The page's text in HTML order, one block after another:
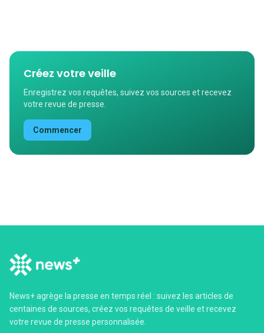
Créez votre veille
Enregistrez vos requêtes, suivez vos sources et recevez
votre revue de presse.
Commencer
News+ agrège la presse en temps réel : suivez les articles de
centaines de sources, créez vos requêtes de veille et recevez
votre revue de presse personnalisée.